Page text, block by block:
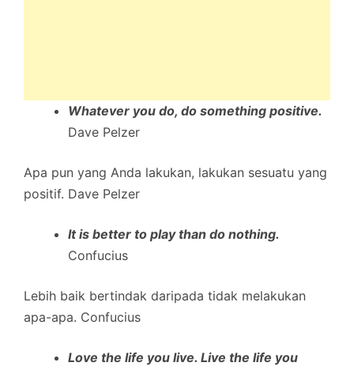
Whatever you do, do something positive.
Dave Pelzer
Apa pun yang Anda lakukan, lakukan sesuatu yang
positif. Dave Pelzer
It is better to play than do nothing.
Confucius
Lebih baik bertindak daripada tidak melakukan
apa-apa. Confucius
Love the life you live. Live the life you